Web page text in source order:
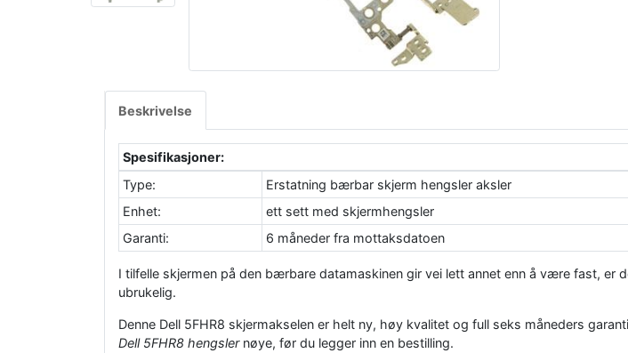
Beskrivelse
Spesifikasjoner:
Type:
Erstatning bærbar skjerm hengsler aksler
Enhet:
ett sett med skjermhengsler
Garanti:
6 måneder fra mottaksdatoen
I tilfelle skjermen på den bærbare datamaskinen gir vei lett annet enn å være fast, er
ubrukelig.
Denne Dell 5FHR8 skjermakselen er helt ny, høy kvalitet og full seks måneders
Dell 5FHR8 hengslernøye, før du legger inn en bestilling.